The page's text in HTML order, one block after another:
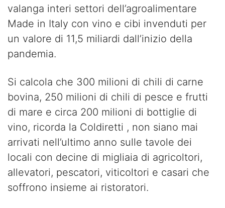
valanga interi settori dell’agroalimentare
Made in Italy con vino e cibi invenduti per
un valore di 11,5 miliardi dall’inizio della
pandemia.
Si calcola che 300 milioni di chili di carne
bovina, 250 milioni di chili di pesce e frutti
di mare e circa 200 milioni di bottiglie di
vino, ricorda la Coldiretti , non siano mai
arrivati nell’ultimo anno sulle tavole dei
locali con decine di migliaia di agricoltori,
allevatori, pescatori, viticoltori e casari che
soffrono insieme ai ristoratori.